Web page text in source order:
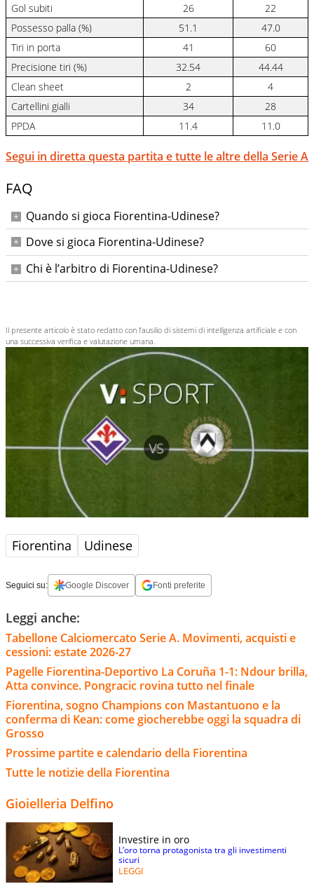
Gol subiti
26
22
Possesso palla (%)
51.1
47.0
Tiri in porta
41
60
Precisione tiri (%)
32.54
44.44
Clean sheet
2
4
Cartellini gialli
34
28
PPDA
11.4 11.0
Segui in diretta questa partita e tutte le altre della Serie A
FAQ
Quando si gioca Fiorentina-Udinese?
Domenica 21 dicembre 2025 alle ore 18:00.
Dove si gioca Fiorentina-Udinese?
Allo Stadio Artemio Franchi di Firenze.
Chi è l’arbitro di Fiorentina-Udinese?
Il presente articolo è stato redatto con l’ausilio di sistemi di intelligenza artificiale e con
una successiva verifica e valutazione umana.
Fiorentina Udinese
Seguici su: Google Discover Fonti preferite
Leggi anche:
Tabellone Calciomercato Serie A. Movimenti, acquisti e
cessioni: estate 2026-27
Pagelle Fiorentina-Deportivo La Coruña 1-1: Ndour brilla,
Atta convince. Pongracic rovina tutto nel finale
Fiorentina, sogno Champions con Mastantuono e la
conferma di Kean: come giocherebbe oggi la squadra di
Grosso
Prossime partite e calendario della Fiorentina
Tutte le notizie della Fiorentina
Gioielleria Delfino
Investire in oro
L’oro torna protagonista tra gli investimenti
sicuri
LEGGI